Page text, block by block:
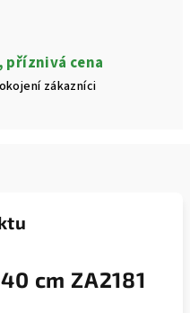
cena
zákazníci
cm ZA2181